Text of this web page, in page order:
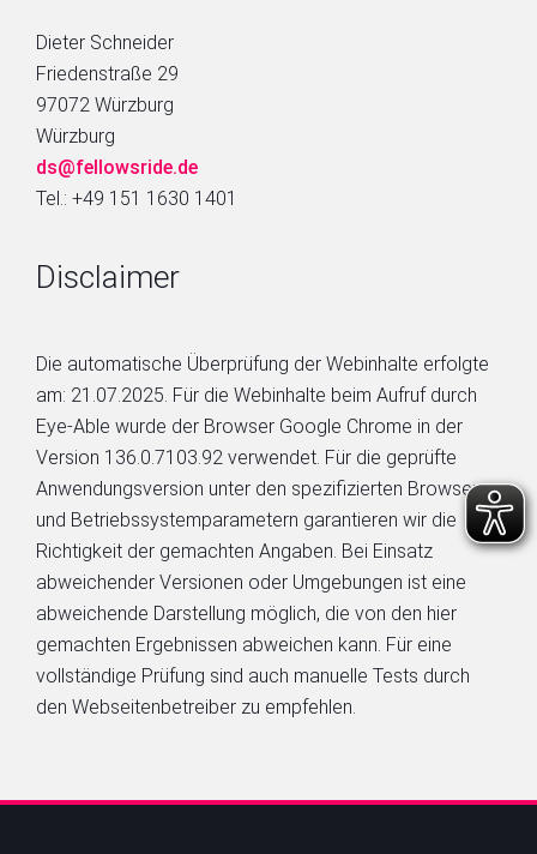
Dieter Schneider
Friedenstraße 29
97072 Würzburg
Würzburg
ds@fellowsride.de
Tel.: +49 151 1630 1401
Disclaimer
Die automatische Überprüfung der Webinhalte erfolgte
am: 21.07.2025. Für die Webinhalte beim Aufruf durch
Eye-Able wurde der Browser Google Chrome in der
Version 136.0.7103.92 verwendet. Für die geprüfte
Anwendungsversion unter den spezifizierten Browser-
und Betriebssystemparametern garantieren wir die
Richtigkeit der gemachten Angaben. Bei Einsatz
abweichender Versionen oder Umgebungen ist eine
abweichende Darstellung möglich, die von den hier
gemachten Ergebnissen abweichen kann. Für eine
vollständige Prüfung sind auch manuelle Tests durch
den Webseitenbetreiber zu empfehlen.